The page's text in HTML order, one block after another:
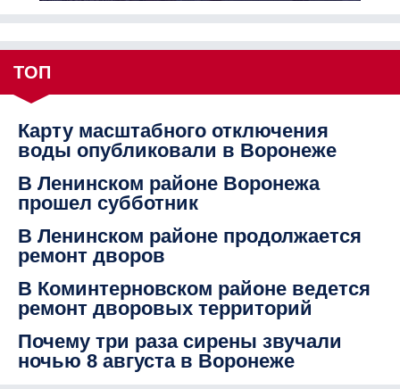
ТОП
Карту масштабного отключения
воды опубликовали в Воронеже
В Ленинском районе Воронежа
прошел субботник
В Ленинском районе продолжается
ремонт дворов
В Коминтерновском районе ведется
ремонт дворовых территорий
Почему три раза сирены звучали
ночью 8 августа в Воронеже